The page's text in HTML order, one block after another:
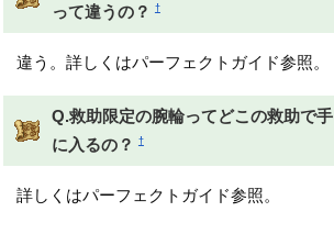
って違うの？
†
違う。詳しくはパーフェクトガイド参照。
Q.救助限定の腕輪ってどこの救助で手
に入るの？
†
詳しくはパーフェクトガイド参照。